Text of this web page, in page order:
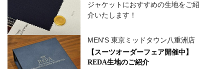
ジャケットにおすすめの生地をご紹
介いたします！
MEN'S 東京ミッドタウン八重洲店
【スーツオーダーフェア開催中】
REDA生地のご紹介